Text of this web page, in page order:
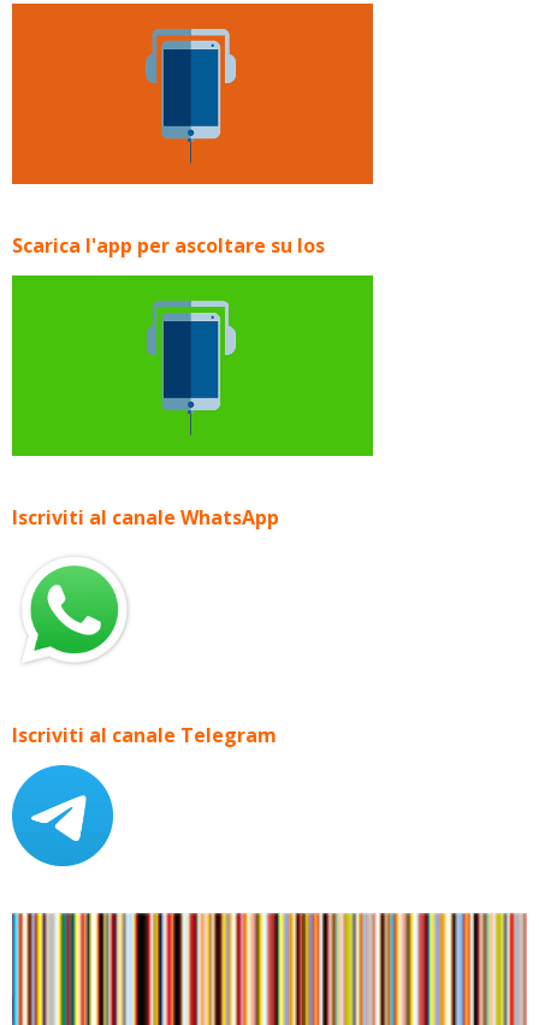
Scarica l'app per ascoltare su Ios
Iscriviti al canale WhatsApp
Iscriviti al canale Telegram